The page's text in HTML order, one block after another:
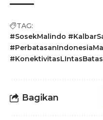
TAG:
#SosekMalindo
#KonektivitasLIntasBatas
Bagikan